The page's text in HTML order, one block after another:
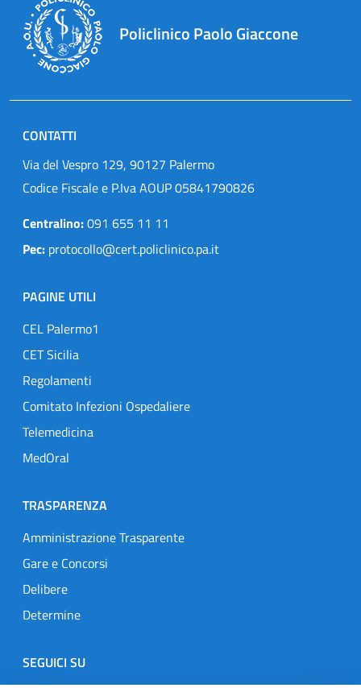
Policlinico Paolo Giaccone
CONTATTI
Via del Vespro 129, 90127 Palermo
Codice Fiscale e P.Iva AOUP 05841790826
Centralino:091 655 11 11
Pec: protocollo@cert.policlinico.pa.it
PAGINE UTILI
CEL Palermo1
CET Sicilia
Regolamenti
Comitato Infezioni Ospedaliere
Telemedicina
MedOral
TRASPARENZA
Amministrazione Trasparente
Gare e Concorsi
Delibere
Determine
SEGUICI SU